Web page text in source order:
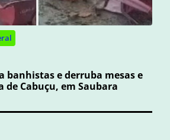
banhistas e derruba mesas e
de Cabuçu, em Saubara